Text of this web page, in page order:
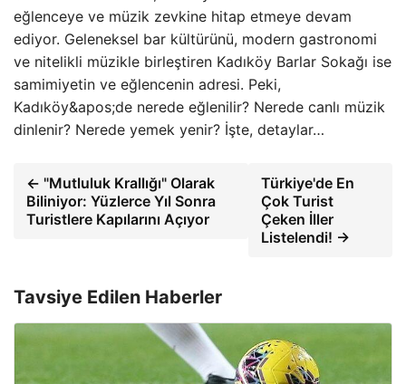
eğlenceye ve müzik zevkine hitap etmeye devam
ediyor. Geleneksel bar kültürünü, modern gastronomi
ve nitelikli müzikle birleştiren Kadıköy Barlar Sokağı ise
samimiyetin ve eğlencenin adresi. Peki,
Kadıköy&apos;de nerede eğlenilir? Nerede canlı müzik
dinlenir? Nerede yemek yenir? İşte, detaylar…
← "Mutluluk Krallığı" Olarak
Biliniyor: Yüzlerce Yıl Sonra
Turistlere Kapılarını Açıyor
Türkiye'de En
Çok Turist
Çeken İller
Listelendi! →
Tavsiye Edilen Haberler